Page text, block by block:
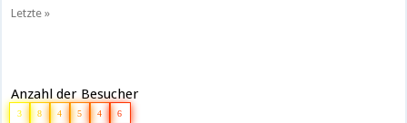
Letzte »
Anzahl der Besucher
3 8 4 5 4 6